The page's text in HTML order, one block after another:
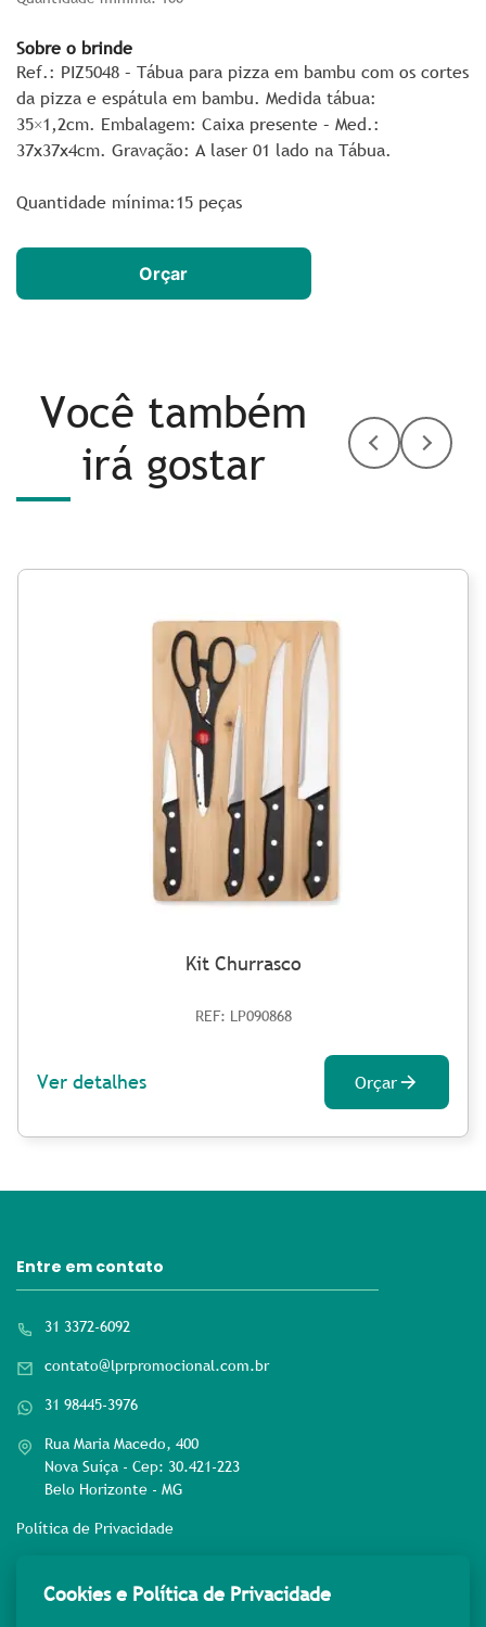
Sobre o brinde
Ref.: PIZ5048 – Tábua para pizza em bambu com os cortes
da pizza e espátula em bambu. Medida tábua:
35×1,2cm. Embalagem: Caixa presente – Med.:
37x37x4cm. Gravação: A laser 01 lado na Tábua.
Quantidade mínima:15 peças
Orçar
Você também
irá gostar
Kit Churrasco
REF: LP090868
Ver detalhes Orçar
Entre em contato
31 3372-6092
contato@lprpromocional.com.br
31 98445-3976
Rua Maria Macedo, 400
Nova Suíça - Cep: 30.421-223
Belo Horizonte - MG
Política de Privacidade
Rede sociais
Cookies e Política de Privacidade